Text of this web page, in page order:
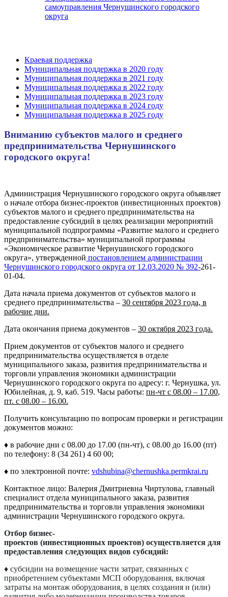
самоуправления Чернушинского городского
округа
Краевая поддержка
Муниципальная поддержка в 2020 году
Муниципальная поддержка в 2021 году
Муниципальная поддержка в 2022 году
Муниципальная поддержка в 2023 году
Муниципальная поддержка в 2024 году
Муниципальная поддержка в 2025 году
Вниманию субъектов малого и среднего
предпринимательства Чернушинского
городского округа!
Администрация Чернушинского городского округа объявляет
о начале отбора бизнес-проектов (инвестиционных проектов)
субъектов малого и среднего предпринимательства на
предоставление субсидий в целях реализации мероприятий
муниципальной подпрограммы «Развитие малого и среднего
предпринимательства» муниципальной программы
«Экономическое развитие Чернушинского городского
округа», утвержденной постановлением администрации
Чернушинского городского округа от 12.03.2020 № 392-261-
01-04.
Дата начала приема документов от субъектов малого и
среднего предпринимательства – 30 сентября 2023 года, в
рабочие дни.
Дата окончания приема документов – 30 октября 2023 года.
Прием документов от субъектов малого и среднего
предпринимательства осуществляется в отделе
муниципального заказа, развития предпринимательства и
торговли управления экономики администрации
Чернушинского городского округа по адресу: г. Чернушка, ул.
Юбилейная, д. 9, каб. 519. Часы работы: пн-чт с 08.00 – 17.00,
пт. с 08.00 – 16.00.
Получить консультацию по вопросам проверки и регистрации
документов можно:
♦ в рабочие дни с 08.00 до 17.00 (пн-чт), с 08.00 до 16.00 (пт)
по телефону: 8 (34 261) 4 60 00;
♦ по электронной почте: vdshubina@chernushka.permkrai.ru
Контактное лицо: Валерия Дмитриевна Чиртулова, главный
специалист отдела муниципального заказа, развития
предпринимательства и торговли управления экономики
администрации Чернушинского городского округа.
Отбор бизнес-
проектов (инвестиционных проектов) осуществляется для
предоставления следующих видов субсидий:
♦ субсидии на возмещение части затрат, связанных с
приобретением субъектами МСП оборудования, включая
затраты на монтаж оборудования, в целях создания и (или)